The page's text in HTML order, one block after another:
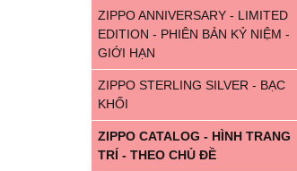
ZIPPO ANNIVERSARY - LIMITED
EDITION - PHIÊN BẢN KỶ NIỆM -
GIỚI HẠN
ZIPPO STERLING SILVER - BẠC
KHỐI
ZIPPO CATALOG - HÌNH TRANG
TRÍ - THEO CHỦ ĐỀ